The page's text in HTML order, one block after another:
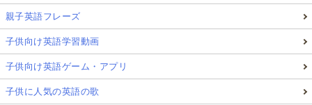
親子英語フレーズ
子供向け英語学習動画
子供向け英語ゲーム・アプリ
子供に人気の英語の歌